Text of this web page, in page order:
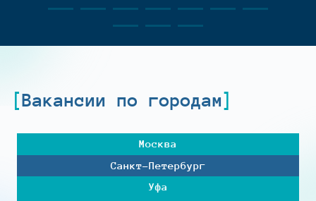
Вакансии по городам
Москва
Санкт-Петербург
Уфа